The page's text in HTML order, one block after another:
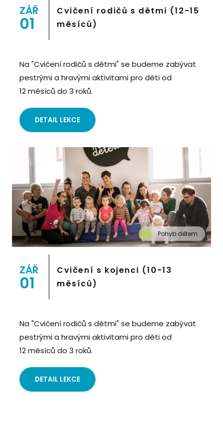
Prostor 8">
ZÁŘ
01
Cvičení rodičů s dětmi (12-15
měsíců)
Na "Cvičení rodičů s dětmi" se budeme zabývat
pestrými a hravými aktivitami pro děti od
12 měsíců do 3 roků.
DETAIL LEKCE
" alt="Cvičení pro děti "Pohyb dětem", Praha 2,
Prostor 8">
Pohyb dětem
ZÁŘ
01
Cvičení s kojenci (10-13
měsíců)
Na "Cvičení rodičů s dětmi" se budeme zabývat
pestrými a hravými aktivitami pro děti od
12 měsíců do 3 roků.
DETAIL LEKCE